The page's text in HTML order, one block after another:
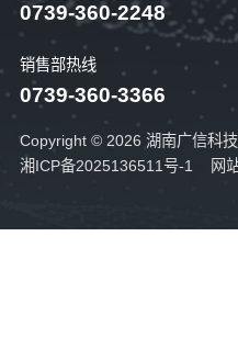
0739-360-2248
销售部热线
0739-360-3366
Copyright © 2026 湖南广信科
湘ICP备2025136511号-1
网